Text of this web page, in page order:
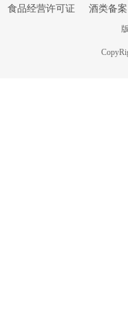
食品经营许可证 酒类备案